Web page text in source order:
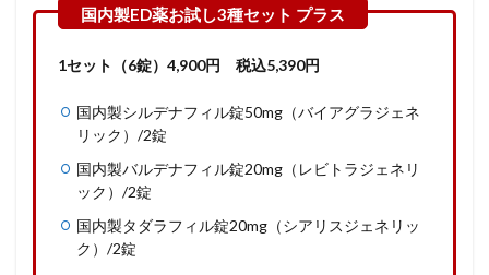
1セット（6錠） 4,900円 税込5,390円
国内製シルデナフィル錠50mg（バイアグラジェネ
リック）/2錠
国内製バルデナフィル錠20mg（レビトラジェネリ
ック）/2錠
国内製タダラフィル錠20mg（シアリスジェネリッ
ク）/2錠